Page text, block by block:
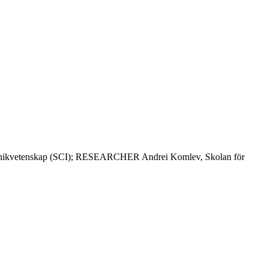
(SCI); RESEARCHER Andrei Komlev, Skolan för